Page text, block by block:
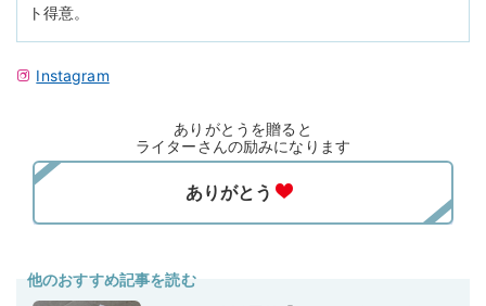
ト得意。
Instagram
ありがとうを贈ると
ライターさんの励みになります
他のおすすめ記事を読む